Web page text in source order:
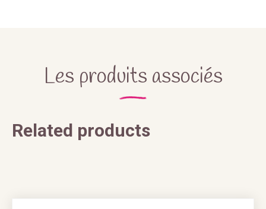
Les produits associés
Related products